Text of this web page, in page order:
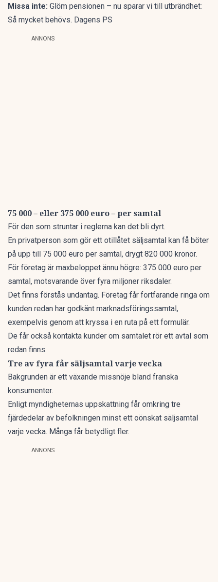
Missa inte: Glöm pensionen – nu sparar vi till utbrändhet:
Så mycket behövs. Dagens PS
ANNONS
75 000 – eller 375 000 euro – per samtal
För den som struntar i reglerna kan det bli dyrt.
En privatperson som gör ett otillåtet säljsamtal kan få böter
på upp till 75 000 euro per samtal, drygt 820 000 kronor.
För företag är maxbeloppet ännu högre: 375 000 euro per
samtal, motsvarande över fyra miljoner riksdaler.
Det finns förstås undantag. Företag får fortfarande ringa om
kunden redan har godkänt marknadsföringssamtal,
exempelvis genom att kryssa i en ruta på ett formulär.
De får också kontakta kunder om samtalet rör ett avtal som
redan finns.
Tre av fyra får säljsamtal varje vecka
Bakgrunden är ett växande missnöje bland franska
konsumenter.
Enligt myndigheternas uppskattning får omkring tre
fjärdedelar av befolkningen minst ett oönskat säljsamtal
varje vecka. Många får betydligt fler.
ANNONS